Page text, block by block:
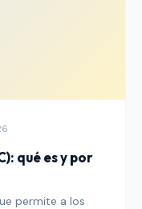
qué es y por
permite a los